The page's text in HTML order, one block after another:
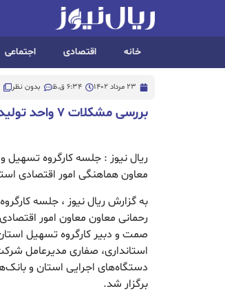
خانه اقتصادی اجتماعی
23 مرداد 1402 6:34 ق.ظ بدون نظر
بررسی مشکلات ۷ واحد تولیدی در قزوین
ریال نیوز : جلسه کارگروه تسهیل
معاون هماهنگی امور اقتصادی
به گزارش ریال نیوز ، جلسه
رحمانی معاون معاون امور
صمت و دبیر کارگروه تسهیل
استانداری، صفاری مدیرعامل
دستگاه‌های اجرایی استان و
برگزار شد.